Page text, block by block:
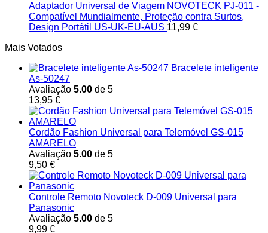
Adaptador Universal de Viagem NOVOTECK PJ-011 -
Compatível Mundialmente, Proteção contra Surtos,
Design Portátil US-UK-EU-AUS 11,99 €
Mais Votados
Bracelete inteligente
As-50247
Avaliação 5.00 de 5
13,95 €
Cordão Fashion Universal para Telemóvel GS-015
AMARELO
Avaliação 5.00 de 5
9,50 €
Controle Remoto Novoteck D-009 Universal para
Panasonic
Avaliação 5.00 de 5
9,99 €